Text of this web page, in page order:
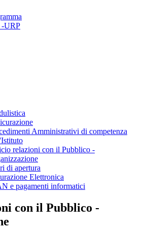
-URP
Amministrativi di competenza
relazioni con il Pubblico -
di apertura
Elettronica
e pagamenti informatici
con il Pubblico -